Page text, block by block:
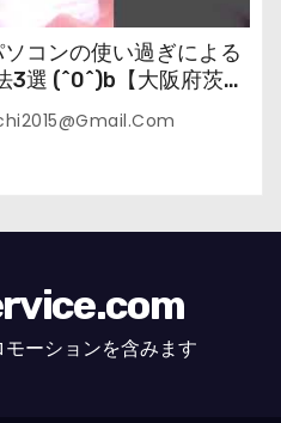
ソコンの使い過ぎによる
3選 (^0^)b【大阪府茨木
師が教えます。】
ーションを含みます